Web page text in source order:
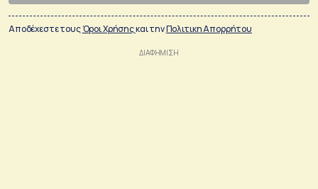
Αποδέχεστε τουςΌροι Χρήσηςκαι τηνΠολιτικη Απορρήτου